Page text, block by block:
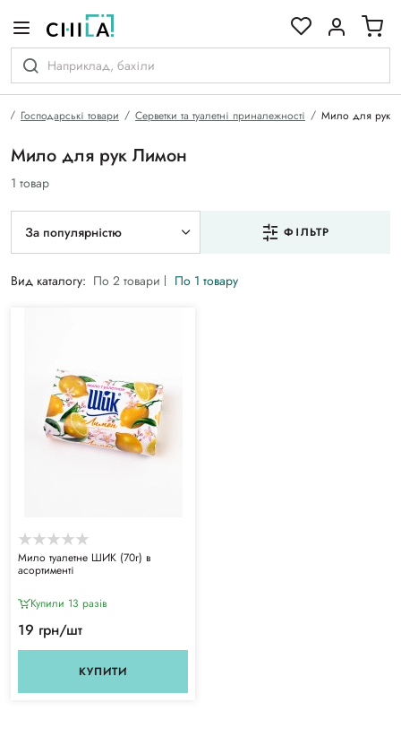
Господарські товари Серветки та туалетні приналежності Мило для рук
Мило для рук Лимон
1 товар
За популярністю ФІЛЬТР
Вид каталогу: По 2 товари По 1 товару
Мило туалетне ШИК (70г) в
асортименті
Купили 13 разiв
19 грн/шт
КУПИТИ
гамі